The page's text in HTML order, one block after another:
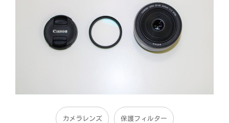
カメラレンズ 保護フィルター